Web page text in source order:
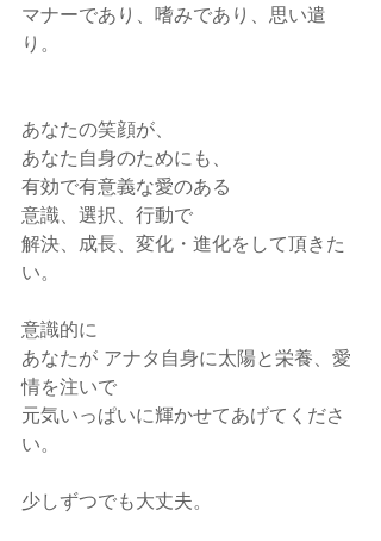
マナーであり、嗜みであり、思い遣
り。
あなたの笑顔が、
あなた自身のためにも、
有効で有意義な愛のある
意識、選択、行動で
解決、成長、変化・進化をして頂きた
い。
意識的に
あなたが アナタ自身に太陽と栄養、愛
情を注いで
元気いっぱいに輝かせてあげてくださ
い。
少しずつでも大丈夫。